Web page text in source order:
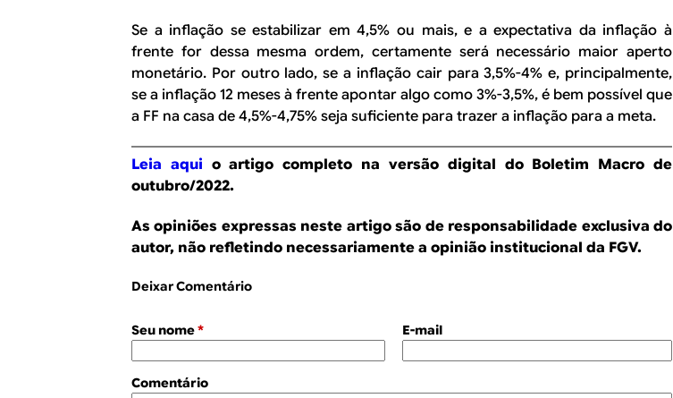
Se a inflação se estabilizar em 4,5% ou mais, e a expectativa da inflação à
frente for dessa mesma ordem, certamente será necessário maior aperto
monetário. Por outro lado, se a inflação cair para 3,5%-4% e, principalmente,
se a inflação 12 meses à frente apontar algo como 3%-3,5%, é bem possível que
a FF na casa de 4,5%-4,75% seja suficiente para trazer a inflação para a meta.
Leia aqui o artigo completo na versão digital do Boletim Macro de
outubro/2022.
As opiniões expressas neste artigo são de responsabilidade exclusiva do
autor, não refletindo necessariamente a opinião institucional da FGV.
Deixar Comentário
Seu nome* E-mail
Comentário